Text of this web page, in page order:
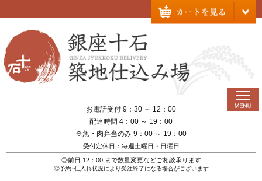
お電話受付 9：30 ～ 12：00
配達時間 4：00 ～ 19：00
※魚・肉弁当のみ 9：00 ～ 19：00
受付定休日：毎週土曜日・日曜日
◎前日 12：00 まで数量変更などご相談承ります
◎予約･仕入れ状況により受注終了になる場合がございます